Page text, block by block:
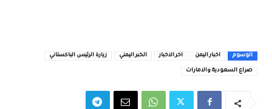
الوسوم اخبار اليمن اخر الاخبار الخبر اليمني زيارة الرئيس الباكستاني
صراع السعودية والامارات